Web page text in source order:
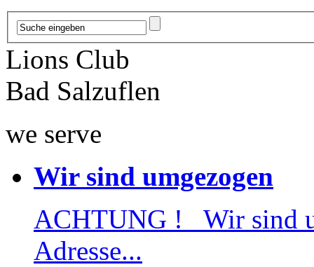
Lions Club
Bad Salzuflen
we serve
Wir sind umgezogen
ACHTUNG ! Wir sind
Adresse...